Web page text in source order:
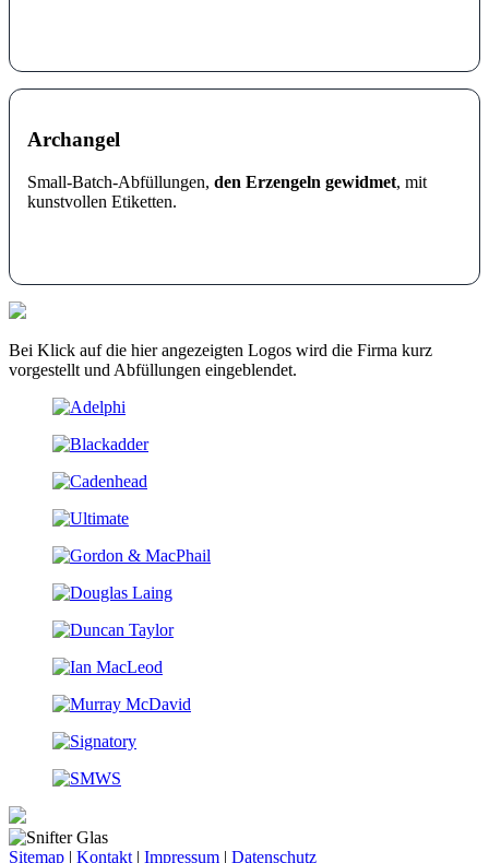
Archangel
Small-Batch-Abfüllungen, den Erzengeln gewidmet, mit
kunstvollen Etiketten.
Bei Klick auf die hier angezeigten Logos wird die Firma kurz
vorgestellt und Abfüllungen eingeblendet.
Sitemap | Kontakt | Impressum | Datenschutz